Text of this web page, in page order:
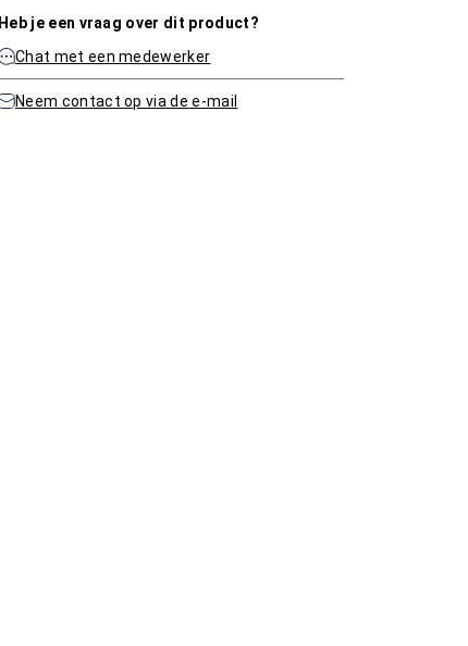
Heb je een vraag over dit product?
Chat met een medewerker
Neem contact op via de e-mail